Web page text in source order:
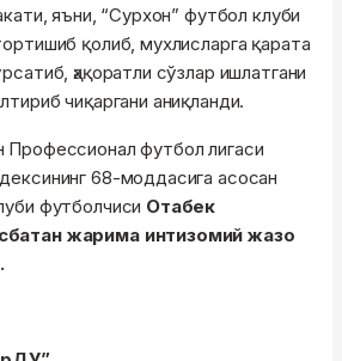
яъни, “Сурхон” футбол клуби
қолиб, мухлисларга қарата
ҳақоратли сўзлар ишлатгани
чиқаргани аниқланди.
Профессионал футбол лигаси
68-моддасига асосан
футболчиси Отабек
жарима интизомий жазо